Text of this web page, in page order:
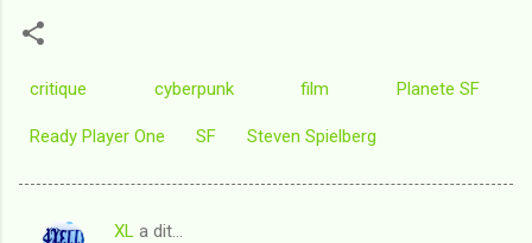
critique cyberpunk film Planete SF
Ready Player One SF Steven Spielberg
XL a dit…